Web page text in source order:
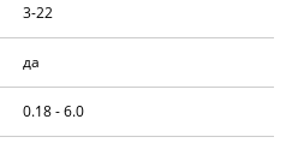
3-22
да
0.18 - 6.0